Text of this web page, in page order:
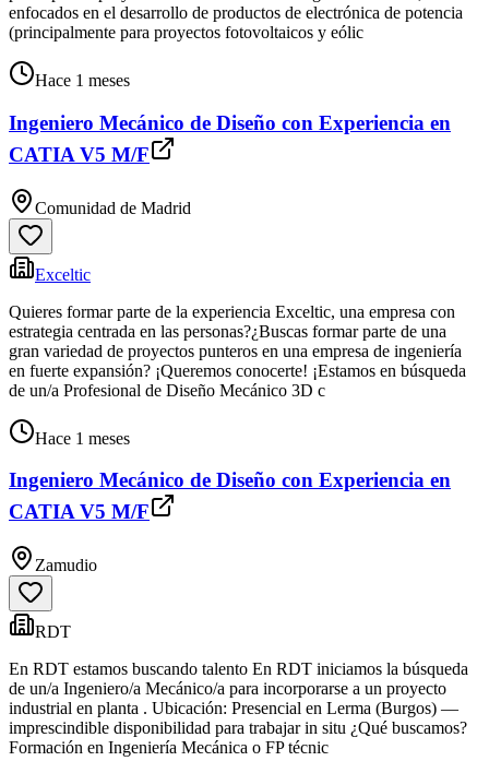
enfocados en el desarrollo de productos de electrónica de potencia
(principalmente para proyectos fotovoltaicos y eólic
Hace 1 meses
Ingeniero Mecánico de Diseño con Experiencia en
CATIA V5 M/F
Comunidad de Madrid
Exceltic
Quieres formar parte de la experiencia Exceltic, una empresa con
estrategia centrada en las personas?¿Buscas formar parte de una
gran variedad de proyectos punteros en una empresa de ingeniería
en fuerte expansión? ¡Queremos conocerte! ¡Estamos en búsqueda
de un/a Profesional de Diseño Mecánico 3D c
Hace 1 meses
Ingeniero Mecánico de Diseño con Experiencia en
CATIA V5 M/F
Zamudio
RDT
En RDT estamos buscando talento En RDT iniciamos la búsqueda
de un/a Ingeniero/a Mecánico/a para incorporarse a un proyecto
industrial en planta . Ubicación: Presencial en Lerma (Burgos) —
imprescindible disponibilidad para trabajar in situ ¿Qué buscamos?
Formación en Ingeniería Mecánica o FP técnic